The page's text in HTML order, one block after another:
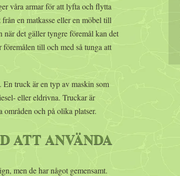
våra armar för att lyfta och flytta
en matkasse eller en möbel till
när det gäller tyngre föremål kan det
till och med så tunga att
truck är en typ av maskin som
eller eldrivna. Truckar är
och på olika platser.
ATT ANVÄNDA
men de har något gemensamt.